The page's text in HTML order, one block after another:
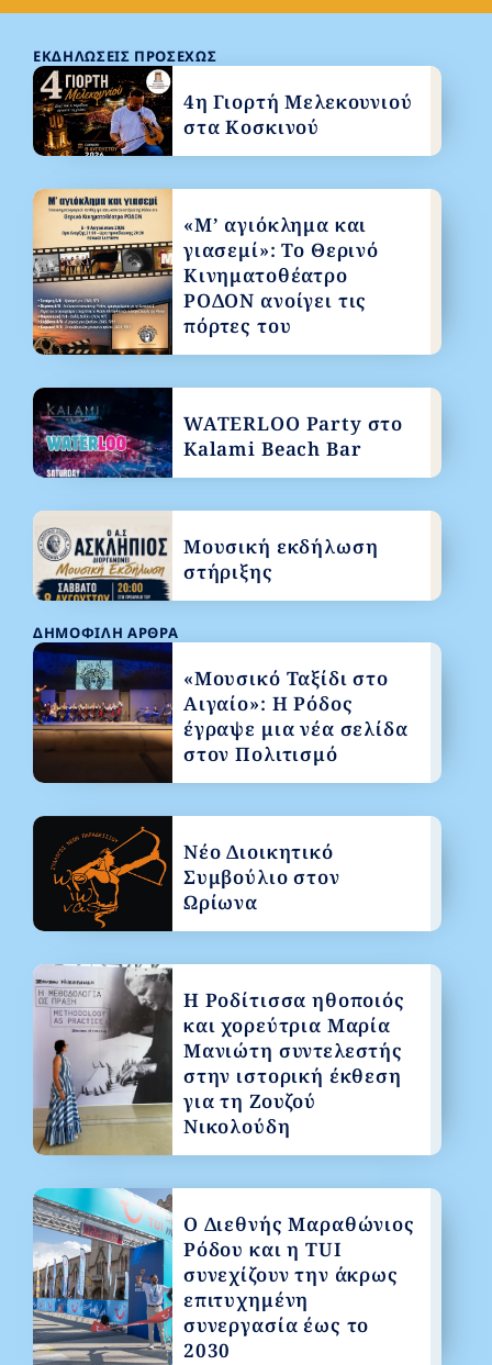
ΔΗΜΟΦΙΛΉ ΆΡΘΡΑ
«Μουσικό Ταξίδι στο
Αιγαίο»: Η Ρόδος
έγραψε μια νέα σελίδα
στον Πολιτισμό
Νέο Διοικητικό
Συμβούλιο στον
Ωρίωνα
Η Ροδίτισσα ηθοποιός
και χορεύτρια Μαρία
Μανιώτη συντελεστής
στην ιστορική έκθεση
για τη Ζουζού
Νικολούδη
Ο Διεθνής Μαραθώνιος
Ρόδου και η TUI
συνεχίζουν την άκρως
επιτυχημένη
συνεργασία έως το
2030
ΕΚΔΗΛΏΣΕΙΣ ΠΡΟΣΕΧΏΣ
4η Γιορτή Μελεκουνιού
στα Κοσκινού
«Μ’ αγιόκλημα και
γιασεμί»: Το Θερινό
Κινηματοθέατρο
ΡΟΔΟΝ ανοίγει τις
πόρτες του
WATERLOO Party στο
Kalami Beach Bar
Μουσική εκδήλωση
στήριξης